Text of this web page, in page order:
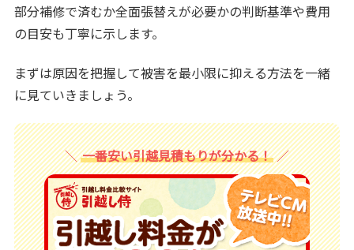
部分補修で済むか全面張替えが必要かの判断基準や費用
の目安も丁寧に示します。
まずは原因を把握して被害を最小限に抑える方法を一緒
に見ていきましょう。
一番安い引越見積もりが分かる！